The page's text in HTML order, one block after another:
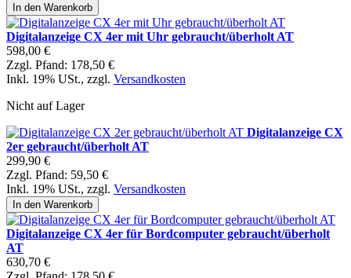
In den Warenkorb
Digitalanzeige CX 4er mit Uhr gebraucht/überholt AT
598,00 €
Zzgl. Pfand: 178,50 €
Inkl. 19% USt., zzgl. Versandkosten
Nicht auf Lager
Digitalanzeige CX
2er gebraucht/überholt AT
299,90 €
Zzgl. Pfand: 59,50 €
Inkl. 19% USt., zzgl. Versandkosten
In den Warenkorb
Digitalanzeige CX 4er für Bordcomputer gebraucht/überholt
AT
630,70 €